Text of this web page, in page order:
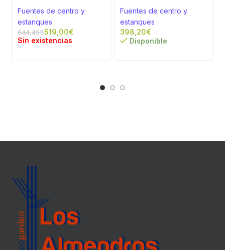
Fuentes de centro y
estanques
644,45€519,00€
Sin existencias
Fuentes de centro y
estanques
€
Disponible